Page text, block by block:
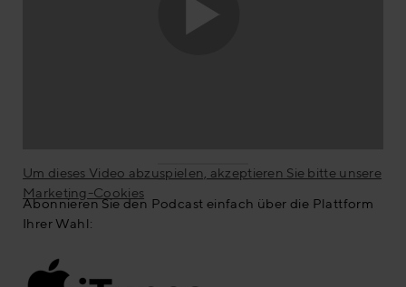
Um dieses Video abzuspielen, akzeptieren Sie bitte unsere
Marketing-Cookies
Abonnieren Sie den Podcast einfach über die Plattform
Ihrer Wahl: